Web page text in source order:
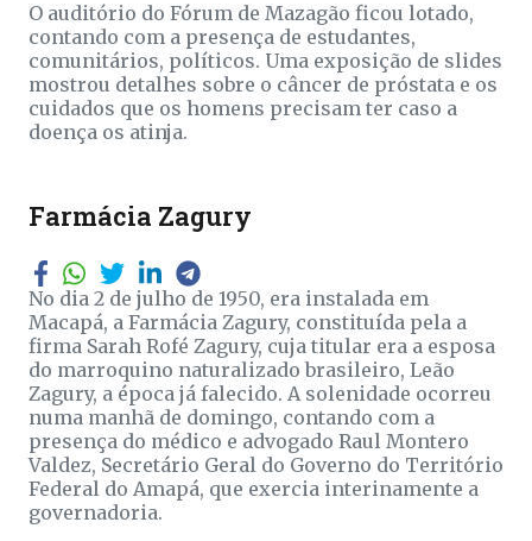
O auditório do Fórum de Mazagão ficou lotado,
contando com a presença de estudantes,
comunitários, políticos. Uma exposição de slides
mostrou detalhes sobre o câncer de próstata e os
cuidados que os homens precisam ter caso a
doença os atinja.
Farmácia Zagury
No dia 2 de julho de 1950, era instalada em
Macapá, a Farmácia Zagury, constituída pela a
firma Sarah Rofé Zagury, cuja titular era a esposa
do marroquino naturalizado brasileiro, Leão
Zagury, a época já falecido. A solenidade ocorreu
numa manhã de domingo, contando com a
presença do médico e advogado Raul Montero
Valdez, Secretário Geral do Governo do Território
Federal do Amapá, que exercia interinamente a
governadoria.